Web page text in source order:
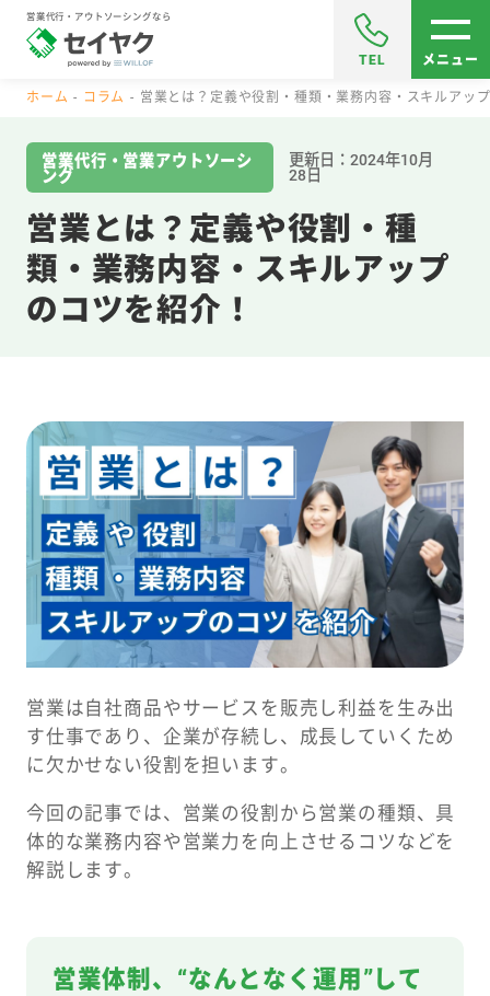
営業代行・アウトソーシングなら
TEL メニュー
ホーム コラム 営業とは？定義や役割・種類・業務内容・スキルアッ
営業代行・営業アウトソーシ
ング
更新日：2024年10月
28日
営業とは？定義や役割・種
類・業務内容・スキルアップ
のコツを紹介！
営業は自社商品やサービスを販売し利益を生み出
す仕事であり、企業が存続し、成長していくため
に欠かせない役割を担います。
今回の記事では、営業の役割から営業の種類、具
体的な業務内容や営業力を向上させるコツなどを
解説します。
営業体制、“なんとなく運用”して